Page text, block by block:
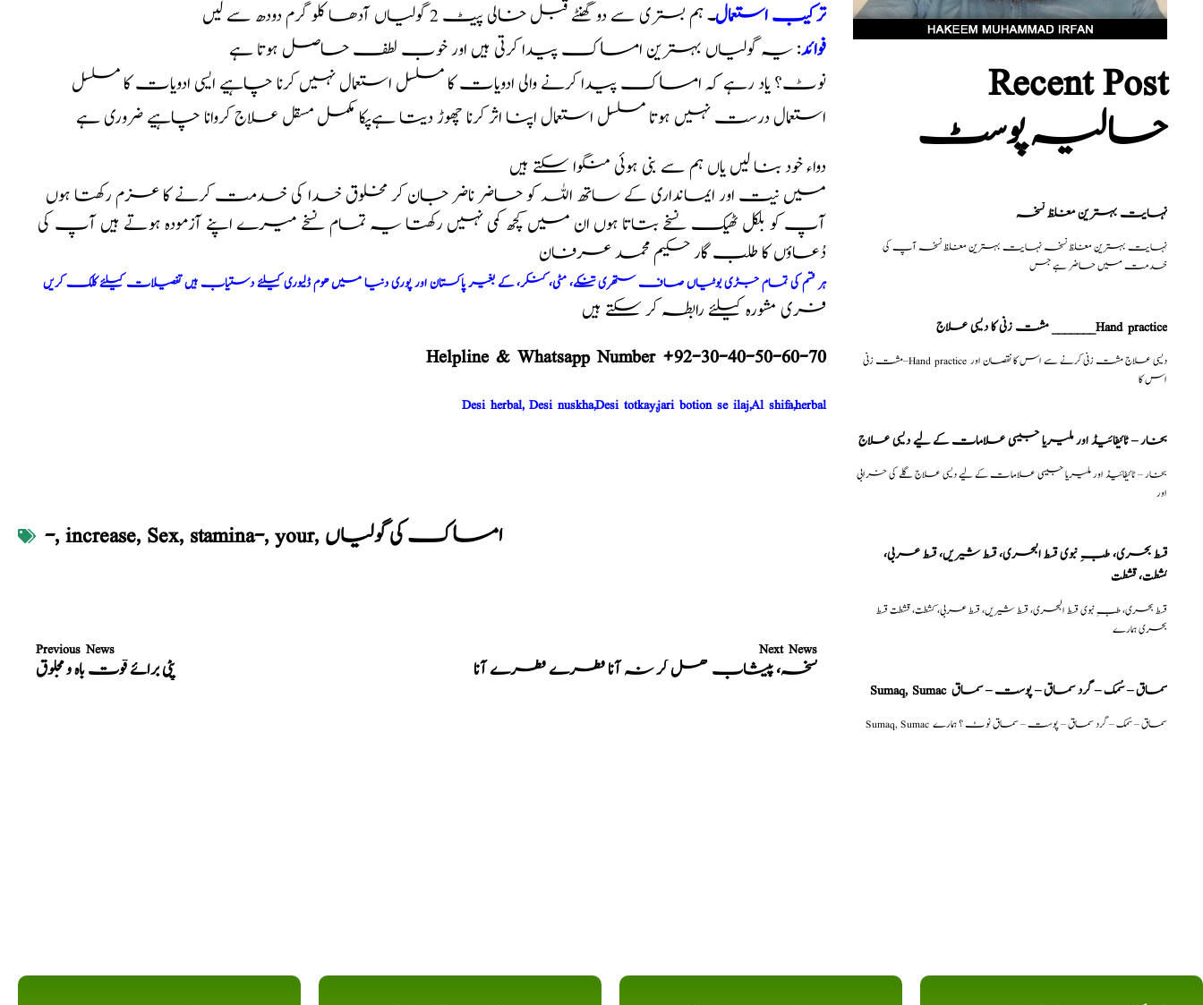
ترکیب استعمال۔ہم بستری سے دو گھنٹے قبل خالی پیٹ 2 گولیاں آدھا کلو گرم دودھ سے لیں
فوائد: یہ گولیاں بہترین امساک پیدا کرتی ہیں اور خوب لطف حاصل ہوتا ہے
نوٹ؟ یاد رہے کہ امساک پیدا کرنے والی ادویات کا مسلسل استعمال نہیں کرنا چاہیے ایسی ادویات کا مسلسل
استعمال درست نہیں ہوتا مسلسل استعمال اپنا اثر کرنا چھوڑ دیتا ہےپکا مکمل مسقل علاج کروانا چاہیے ضروری ہے
دواء خود بنا لیں یاں ہم سے بنی ہوئی منگوا سکتے ہیں
میں نیت اور ایمانداری کے ساتھ اللہ کو حاضر ناضر جان کر مخلوق خدا کی خدمت کرنے کا عزم رکھتا ہوں
آپ کو بلکل ٹھیک نسخے بتاتا ہوں ان میں کچھ کمی نہیں رکھتا یہ تمام نسخے میرے اپنے آزمودہ ہوتے ہیں آپ کی
دُعاؤں کا طلب گار حکیم محمد عرفان
ہر قسم کی تمام جڑی بوٹیاں صاف ستھری تنکے، مٹی، کنکر، کے بغیر پاکستان اور پوری دنیا میں ھوم ڈلیوری کیلئے دستیاب ہیں تفصیلات کیلئے کلک کریں
فری مشورہ کیلئے رابطہ کر سکتے ہیں
Helpline & Whatsapp Number +92-30-40-50-60-70
Desi herbal, Desi nuskha,Desi totkay,jari botion se ilaj,Al shifa,herbal
-,increase, Sex, stamina-,your, امساک کی گولیاں
Previous News
پٹی برائے قوت باہ و مجلوق
Next News
نسخہ، پیشاب کھل کر نہ آنا قطرے قطرے آنا
Recent Post
حالیہ پوسٹ
نہایت بہترین مغلظ نسخہ
نہایت بہترین مغلظ نسخہ نہایت بہترین مغلظ نسخہ آپ کی
خدمت میں حاضر ہے جس
مشت زنی کا دیسی علاج _______Hand practice
مشت زنی–Hand practice دیسی علاج مشت زنی کرنے سے اس کا نقصان اور
اس کا
بخار – ٹائیفائیڈ اور ملیریا جیسی علامات کے لیے دیسی علاج
بخار – ٹائیفائیڈ اور ملیریا جیسی علامات کے لیے دیسی علاج گلے کی خرابی
اور
قسط بحری، طبِ نبوی قسط البحری، قسط شیریں، قسط عربی،
كشطت، قشطت
بحری ہمارے
Sumaq, Sumac سماق – سُمک – گرد سماق – پوست – سماق
Sumaq, Sumac سماق – سُمک – گرد سماق – پوست – سماق نوٹ ؟ ہمارے